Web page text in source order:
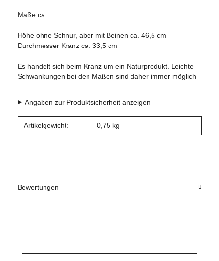
Maße ca.
Höhe ohne Schnur, aber mit Beinen ca. 46,5 cm
Durchmesser Kranz ca. 33,5 cm
Es handelt sich beim Kranz um ein Naturprodukt. Leichte
Schwankungen bei den Maßen sind daher immer möglich.
Angaben zur Produktsicherheit anzeigen
Produkteigenschaft
Wert
Artikelgewicht: 0,75 kg
Bewertungen